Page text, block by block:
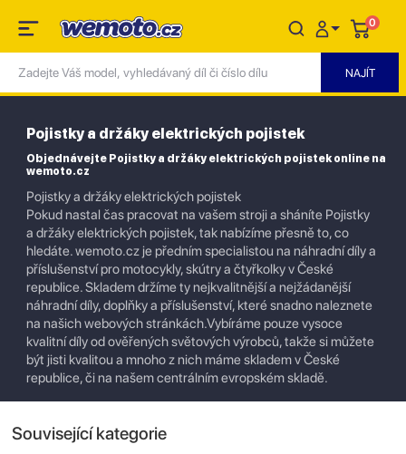
0
Pojistky a držáky elektrických pojistek
Objednávejte Pojistky a držáky elektrických pojistek online na
wemoto.cz
Pojistky a držáky elektrických pojistek
Pokud nastal čas pracovat na vašem stroji a sháníte Pojistky
a držáky elektrických pojistek, tak nabízíme přesně to, co
hledáte. wemoto.cz je předním specialistou na náhradní díly a
příslušenství pro motocykly, skútry a čtyřkolky v České
republice. Skladem držíme ty nejkvalitnější a nejžádanější
náhradní díly, doplňky a příslušenství, které snadno naleznete
na našich webových stránkách.Vybíráme pouze vysoce
kvalitní díly od ověřených světových výrobců, takže si můžete
být jisti kvalitou a mnoho z nich máme skladem v České
republice, či na našem centrálním evropském skladě.
Související kategorie